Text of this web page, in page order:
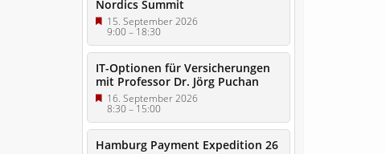
Nordics Summit
15. September 2026
9:00–18:30
IT-Optionen für Versicherungen
mit Professor Dr. Jörg Puchan
16. September 2026
8:30–15:00
Hamburg Payment Expedition 26